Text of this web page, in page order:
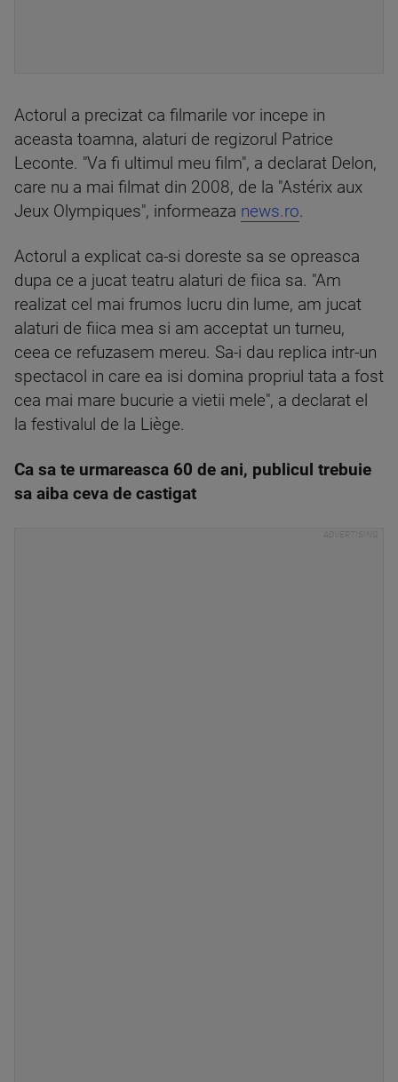
Actorul a precizat ca filmarile vor incepe in
aceasta toamna, alaturi de regizorul Patrice
Leconte. "Va fi ultimul meu film", a declarat Delon,
care nu a mai filmat din 2008, de la "Astérix aux
Jeux Olympiques", informeaza news.ro.
Actorul a explicat ca-si doreste sa se opreasca
dupa ce a jucat teatru alaturi de fiica sa. "Am
realizat cel mai frumos lucru din lume, am jucat
alaturi de fiica mea si am acceptat un turneu,
ceea ce refuzasem mereu. Sa-i dau replica intr-un
spectacol in care ea isi domina propriul tata a fost
cea mai mare bucurie a vietii mele", a declarat el
la festivalul de la Liège.
Ca sa te urmareasca 60 de ani, publicul trebuie
sa aiba ceva de castigat